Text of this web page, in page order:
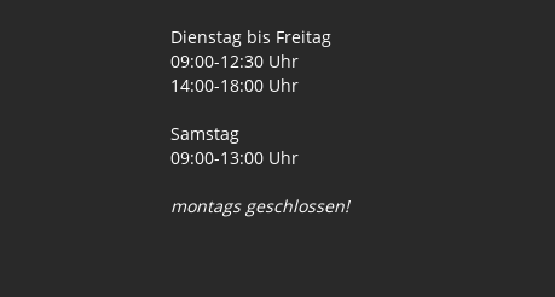
Dienstag bis Freitag
09:00-12:30 Uhr
14:00-18:00 Uhr
Samstag
09:00-13:00 Uhr
montags geschlossen!